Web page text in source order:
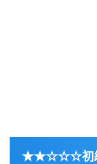
★★☆☆☆初